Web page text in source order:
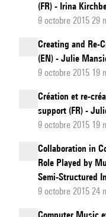
(FR) - Irina
9 octobre 2015 29
Creating and Re-
(EN) - Julie
9 octobre 2015 19
Création et re-
support (FR) -
9 octobre 2015 19
Collaboration in
Role Played by
Semi-Structured
9 octobre 2015 24